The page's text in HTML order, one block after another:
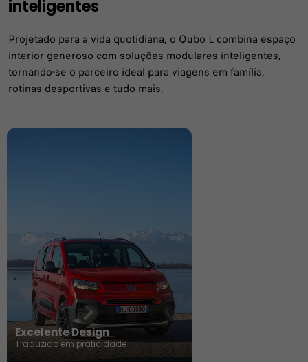
inteligentes
Projetado para a vida quotidiana, o Qubo L combina espaço
interior generoso com soluções modulares inteligentes,
tornando-se o parceiro ideal para viagens em família,
rotinas desportivas e tudo mais.​
Excelente Design
Traduzido em praticidade​